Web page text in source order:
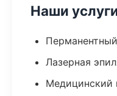
Наши
Лазерная
Медицинский